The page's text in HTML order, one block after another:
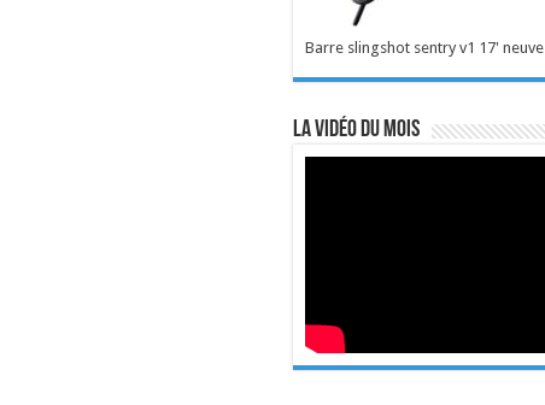
Barre slingshot sentry v1 17' neuve
La vidéo du mois